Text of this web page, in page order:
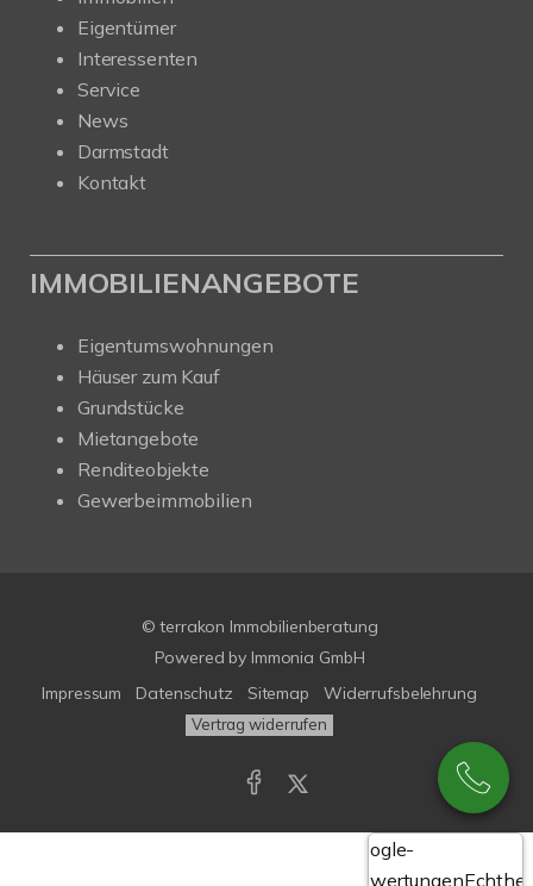
Eigentümer
Interessenten
Service
News
Darmstadt
Kontakt
IMMOBILIENANGEBOTE
Eigentumswohnungen
Häuser zum Kauf
Grundstücke
Mietangebote
Renditeobjekte
Gewerbeimmobilien
© terrakon Immobilienberatung
Powered by Immonia GmbH
Impressum
Datenschutz Sitemap Widerrufsbelehrung
Vertrag widerrufen
Google-
Bewertungen